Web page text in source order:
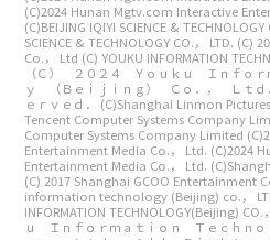
(C)2024 Hunan Mgtv.com Interactive
(C)BEIJING IQIYI SCIENCE & TECHNOLOGY
SCIENCE & TECHNOLOGY CO.， LTD. (C)
Co.， Ltd (C) YOUKU INFORMATION
（Ｃ） ２０２４ Ｙｏｕｋｕ Ｉｎｆｏｒ
ｙ （Ｂｅｉｊｉｎｇ） Ｃｏ．， Ｌｔ
ｅｒｖｅｄ． (C)Shanghai Linmon
Tencent Computer Systems Company
Computer Systems Company Limited
Entertainment Media Co.， Ltd. (C)2024
Entertainment Media Co.， Ltd.
(C) 2017 Shanghai GCOO Entertainment
information technology (Beijing) co.，
INFORMATION TECHNOLOGY(Beijing) CO.
ｕ Ｉｎｆｏｒｍａｔｉｏｎ Ｔｅｃｈｎ